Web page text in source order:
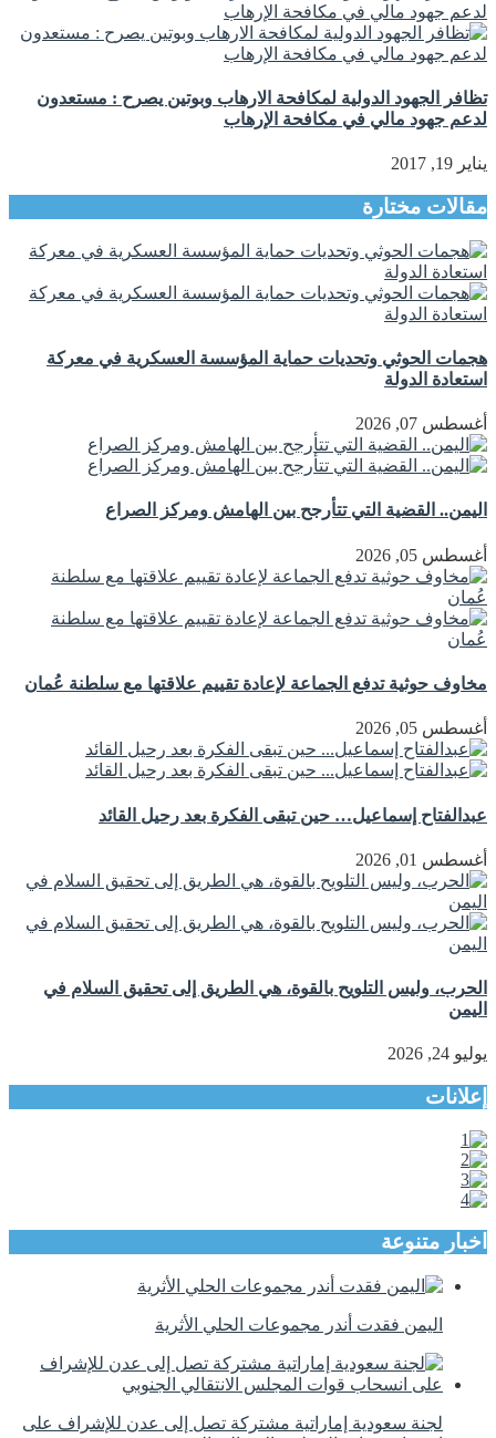
تظافر الجهود الدولية لمكافحة الارهاب وبوتين يصرح : مستعدون
لدعم جهود مالي في مكافحة الإرهاب
يناير 19, 2017
مقالات مختارة
هجمات الحوثي وتحديات حماية المؤسسة العسكرية في معركة
استعادة الدولة
أغسطس 07, 2026
اليمن.. القضية التي تتأرجح بين الهامش ومركز الصراع
أغسطس 05, 2026
مخاوف حوثية تدفع الجماعة لإعادة تقييم علاقتها مع سلطنة عُمان
أغسطس 05, 2026
عبدالفتاح إسماعيل… حين تبقى الفكرة بعد رحيل القائد
أغسطس 01, 2026
الحرب، وليس التلويح بالقوة، هي الطريق إلى تحقيق السلام في
اليمن
يوليو 24, 2026
إعلانات
اخبار متنوعة
اليمن فقدت أندر مجموعات الحلي الأثرية
لجنة سعودية إماراتية مشتركة تصل إلى عدن للإشراف على